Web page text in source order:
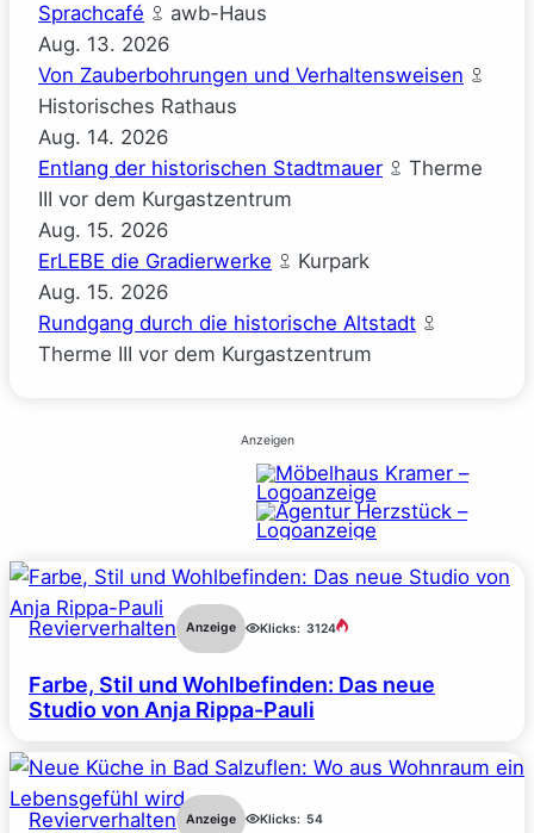
Sprachcafé
awb-Haus
Aug. 13. 2026
Von Zauberbohrungen und Verhaltensweisen
Historisches Rathaus
Aug. 14. 2026
Entlang der historischen Stadtmauer
Therme
III vor dem Kurgastzentrum
Aug. 15. 2026
ErLEBE die Gradierwerke
Kurpark
Aug. 15. 2026
Rundgang durch die historische Altstadt
Therme III vor dem Kurgastzentrum
Anzeigen
Revierverhalten Anzeige Klicks: 3124
Farbe, Stil und Wohlbefinden: Das neue
Studio von Anja Rippa-Pauli
Revierverhalten Anzeige Klicks: 54